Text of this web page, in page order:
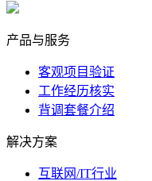
产品与服务
客观项目验证
工作经历核实
背调套餐介绍
解决方案
互联网/IT行业